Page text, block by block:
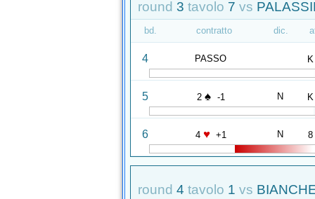
round 3 tavolo 7 vs
bd. contratto dic.
4 PASSO K
5 2 ♠ -1 N K
6 4 ♥ +1 N 8
round 4 tavolo 1 vs